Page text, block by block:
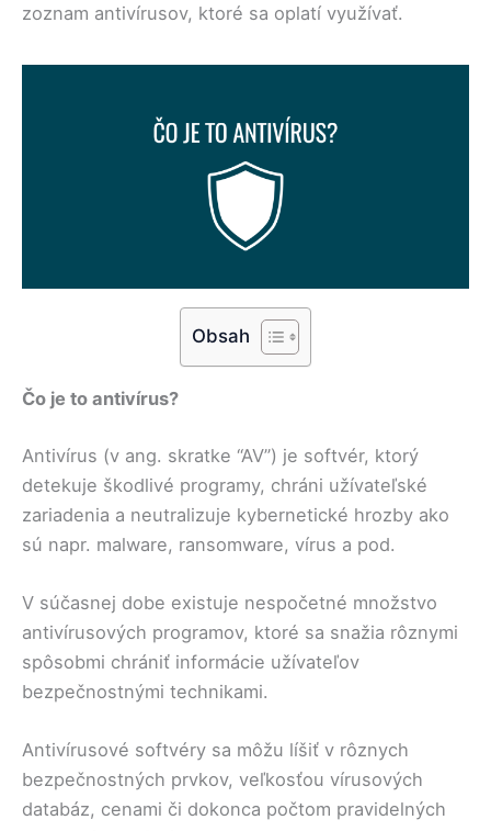
zoznam antivírusov, ktoré sa oplatí využívať.
Obsah
Čo je to antivírus?
Antivírus (v ang. skratke “AV”) je softvér, ktorý
detekuje škodlivé programy, chráni užívateľské
zariadenia a neutralizuje kybernetické hrozby ako
sú napr. malware, ransomware, vírus a pod.
V súčasnej dobe existuje nespočetné množstvo
antivírusových programov, ktoré sa snažia rôznymi
spôsobmi chrániť informácie užívateľov
bezpečnostnými technikami.
Antivírusové softvéry sa môžu líšiť v rôznych
bezpečnostných prvkov, veľkosťou vírusových
databáz, cenami či dokonca počtom pravidelných